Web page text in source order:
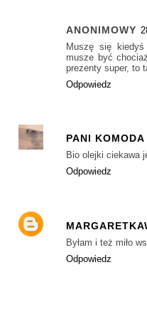
ANONIMOWY
Muszę się
musze być
prezenty super, to
Odpowiedz
PANI KOMODA
Bio olejki ciekawa
Odpowiedz
Byłam i też miło
Odpowiedz